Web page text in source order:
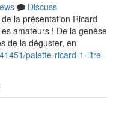
Discuss
la présentation Ricard
amateurs ! De la genèse
de la déguster, en
palette-ricard-1-litre-